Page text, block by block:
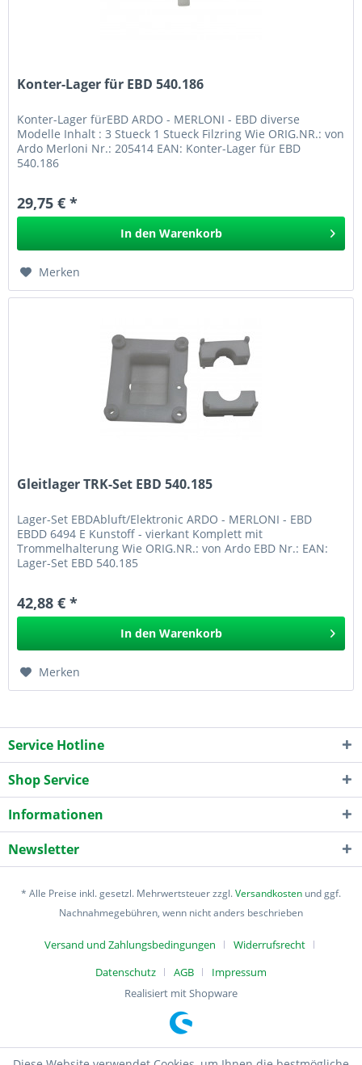
Konter-Lager für EBD 540.186
Konter-Lager fürEBD ARDO - MERLONI - EBD diverse
Modelle Inhalt : 3 Stueck 1 Stueck Filzring Wie ORIG.NR.: von
Ardo Merloni Nr.: 205414 EAN: Konter-Lager für EBD
540.186
29,75 € *
In den Warenkorb
Merken
Gleitlager TRK-Set EBD 540.185
Lager-Set EBDAbluft/Elektronic ARDO - MERLONI - EBD
EBDD 6494 E Kunstoff - vierkant Komplett mit
Trommelhalterung Wie ORIG.NR.: von Ardo EBD Nr.: EAN:
Lager-Set EBD 540.185
42,88 € *
In den Warenkorb
Merken
Service Hotline
Shop Service
Informationen
Newsletter
* Alle Preise inkl. gesetzl. Mehrwertsteuer zzgl.Versandkosten und ggf.
Nachnahmegebühren, wenn nicht anders beschrieben
Versand und Zahlungsbedingungen
Widerrufsrecht
Datenschutz
AGB
Impressum
Realisiert mit Shopware